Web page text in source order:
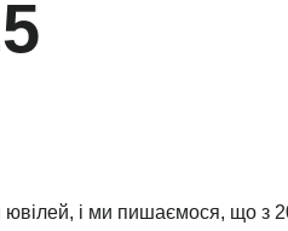
і ми пишаємося, що з